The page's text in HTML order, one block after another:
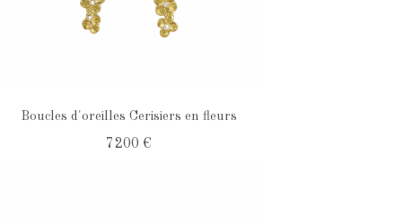
Boucles d'oreilles Cerisiers en fleurs
7 200 €